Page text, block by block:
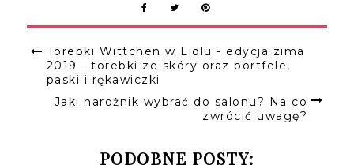
Torebki Wittchen w Lidlu - edycja zima
2019 - torebki ze skóry oraz portfele,
paski i rękawiczki
Jaki narożnik wybrać do salonu? Na co
zwrócić uwagę?
PODOBNE POSTY: